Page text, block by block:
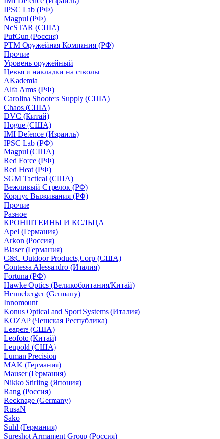
IPSC Lab (РФ)
Magpul (РФ)
NcSTAR (США)
PufGun (Россия)
РТМ Оружейная Компания (РФ)
Прочие
Уровень оружейный
Цевья и накладки на стволы
AKademia
Alfa Arms (РФ)
Carolina Shooters Supply (США)
Chaos (США)
DVC (Китай)
Hogue (США)
IMI Defence (Израиль)
IPSC Lab (РФ)
Magpul (США)
Red Force (РФ)
Red Heat (РФ)
SGM Tactical (США)
Вежливый Стрелок (РФ)
Корпус Выживания (РФ)
Прочие
Разное
КРОНШТЕЙНЫ И КОЛЬЦА
Apel (Германия)
Arkon (Россия)
Blaser (Германия)
C&C Outdoor Products,Corp (США)
Contessa Alessandro (Италия)
Fortuna (РФ)
Hawke Optics (Великобритания/Китай)
Henneberger (Germany)
Innomount
Konus Optical and Sport Systems (Италия)
KOZAP (Чешская Республика)
Leapers (США)
Leofoto (Китай)
Leupold (США)
Luman Precision
MAK (Германия)
Mauser (Германия)
Nikko Stirling (Япония)
Rang (Россия)
Recknage (Germany)
RusaN
Sako
Suhl (Германия)
Sureshot Armament Group (Россия)